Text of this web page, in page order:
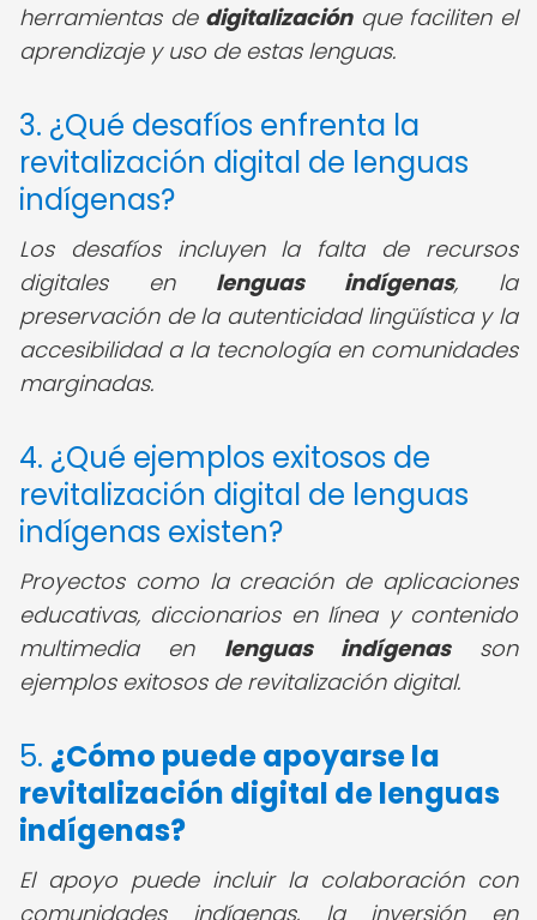
herramientas de digitalizaciónque faciliten el
aprendizaje y uso de estas lenguas.
3. ¿Qué desafíos enfrenta la
revitalización digital de lenguas
indígenas?
Los desafíos incluyen la falta de recursos
digitales en lenguas indígenas, la
preservación de la autenticidad lingüística y la
accesibilidad a la tecnología en comunidades
marginadas.
4. ¿Qué ejemplos exitosos de
revitalización digital de lenguas
indígenas existen?
Proyectos como la creación de aplicaciones
educativas, diccionarios en línea y contenido
multimedia en lenguas indígenasson
ejemplos exitosos de revitalización digital.
5. ¿Cómo puede apoyarse la
revitalización digital de lenguas
indígenas?
El apoyo puede incluir la colaboración con
comunidades indígenas, la inversión en